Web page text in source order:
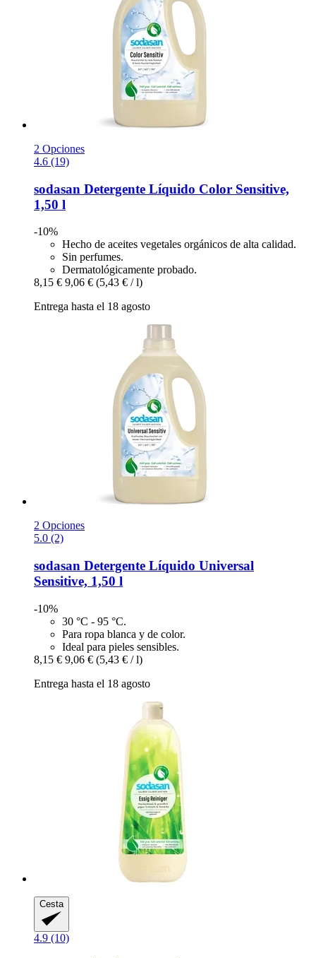
2 Opciones
4.6 (19)
sodasan Detergente Líquido Color Sensitive,
1,50 l
-10%
Hecho de aceites vegetales orgánicos de alta calidad.
Sin perfumes.
Dermatológicamente probado.
8,15 € 9,06 € (5,43 € / l)
Entrega hasta el 18 agosto
2 Opciones
5.0 (2)
sodasan Detergente Líquido Universal
Sensitive, 1,50 l
-10%
30 °C - 95 °C.
Para ropa blanca y de color.
Ideal para pieles sensibles.
8,15 € 9,06 € (5,43 € / l)
Entrega hasta el 18 agosto
Cesta
4.9 (10)